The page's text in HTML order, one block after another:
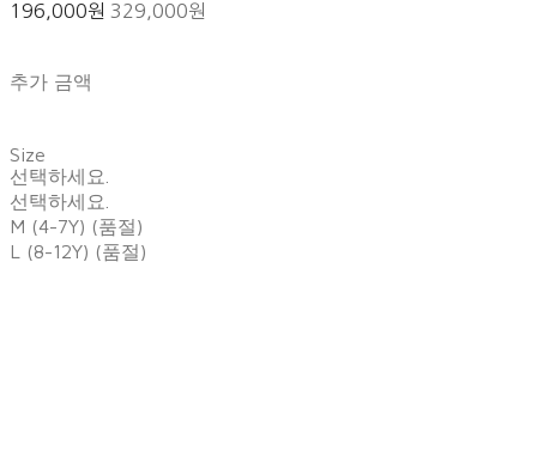
196,000원 329,000원
추가 금액
Size
선택하세요.
선택하세요.
M (4-7Y) (품절)
L (8-12Y) (품절)